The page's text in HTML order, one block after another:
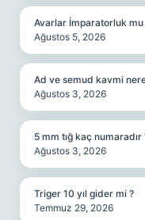
Avarlar İmparatorluk mu
Ağustos 5, 2026
Ad ve semud kavmi
Ağustos 3, 2026
5 mm tığ kaç numaradır
Ağustos 3, 2026
Triger 10 yıl gider mi ?
Temmuz 29, 2026